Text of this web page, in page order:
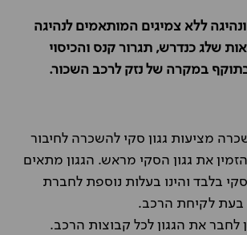
ללא צמיגים המותאמים לנהיגה
שלג כנדרש, תגרור קנס והכיסוי
במקרה של נזק לרכב השכור.
מציעות גגון סקי להשכרה לחיבור
את גגון הסקי מראש. הגגון מתאים
בלבד והינו בעלות נוספת לחברת
לקיחת הרכב.
לחבר את הגגון לכל קבוצות הרכב.